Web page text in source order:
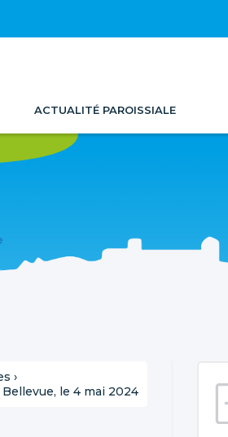
ACTUALITÉ PAROISSIALE
›
le 4 mai 2024